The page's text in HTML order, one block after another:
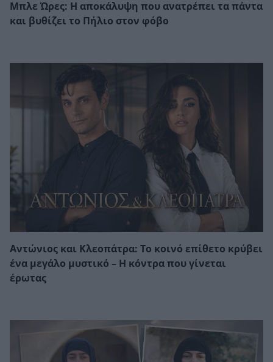
Μπλε Ώρες: Η αποκάλυψη που ανατρέπει τα πάντα
και βυθίζει το Πήλιο στον φόβο
Αντώνιος και Κλεοπάτρα: Το κοινό επίθετο κρύβει
ένα μεγάλο μυστικό – Η κόντρα που γίνεται
έρωτας